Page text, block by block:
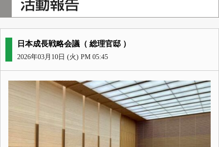
日本成長戦略会議（ 総理官邸 ）
2026年03月10日 (火) PM 05:45